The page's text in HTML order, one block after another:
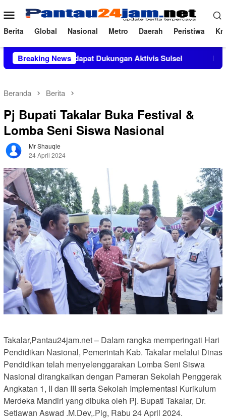
ke
konten
Menu
Mobile
Berita Global Nasional Metro Daerah Peristiwa
Breaking News
M.Si Mendapat Dukungan Aktivis Sulsel Kapolres
Beranda Berita
Pj Bupati Takalar Buka Festival &
Lomba Seni Siswa Nasional
Mr Shauqie
24 April 2024
Takalar,Pantau24jam.net – Dalam rangka memperingati Hari
Pendidikan Nasional, Pemerintah Kab. Takalar melalui Dinas
Pendidikan telah menyelenggarakan Lomba Seni Siswa
Nasional dirangkaikan dengan Pameran Sekolah Penggerak
Angkatan 1, II dan III serta Sekolah Implementasi Kurikulum
Merdeka Mandiri yang dibuka oleh Pj. Bupati Takalar, Dr.
Setiawan Aswad .M.Dev,.Plg, Rabu 24 April 2024.